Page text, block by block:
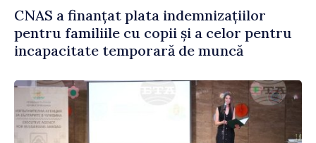
CNAS a finanțat plata indemnizațiilor
pentru familiile cu copii și a celor pentru
incapacitate temporară de muncă